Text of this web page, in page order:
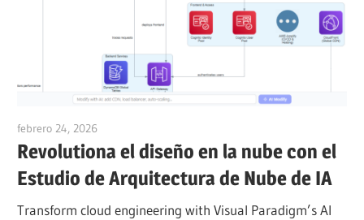
febrero 24, 2026
Revolutiona el diseño en la nube con el
Estudio de Arquitectura de Nube de IA
Transform cloud engineering with Visual Paradigm’s AI